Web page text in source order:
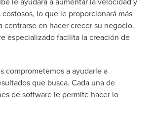
lo que le proporcionará más
centrarse en hacer crecer su negocio.
especializado facilita la creación de
comprometemos a ayudarle a
que busca. Cada una de
de software le permite hacer lo